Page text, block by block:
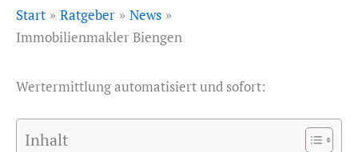
Start Ratgeber
News
Immobilienmakler Biengen
Wertermittlung automatisiert und sofort:
Inhalt